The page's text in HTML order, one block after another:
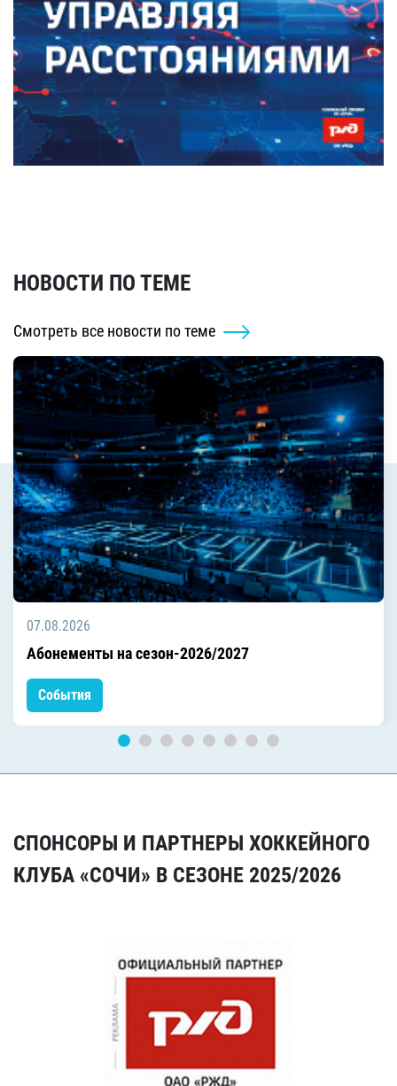
НОВОСТИ ПО ТЕМЕ
Смотреть все новости по теме
07.08.2026
Абонементы на сезон-2026/2027
События
СПОНСОРЫ И ПАРТНЕРЫ ХОККЕЙНОГО
КЛУБА «СОЧИ» В СЕЗОНЕ 2025/2026